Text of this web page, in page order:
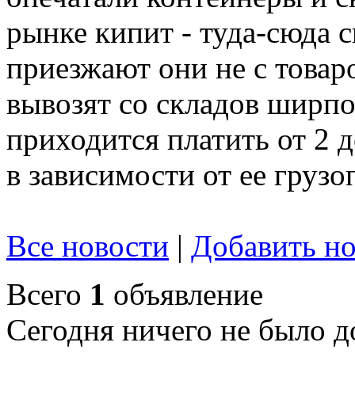
рынке кипит - туда-сюда
приезжают они не с
вывозят со складов
приходится платить от 2
в зависимости от ее
Все новости | Добавить
Всего 1 объявление
Сегодня ничего не было